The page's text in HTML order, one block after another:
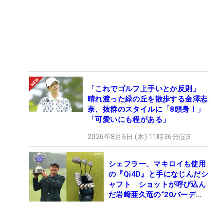
「これでゴルフ上手いとか反則」
晴れ渡った緑の丘を散歩する金澤志
奈、抜群のスタイルに「8頭身！」
「可愛いにも程がある」
2026年8月6日 (木) 11時36分 3
シェフラー、マキロイも使用
の『Qi4D』と手になじんだシ
ャフト ショットが呼び込ん
だ岩﨑亜久竜の“20バーデ